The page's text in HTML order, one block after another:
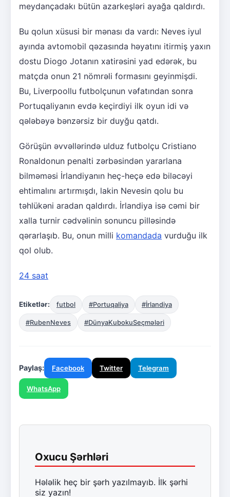
meydançadakı bütün azarkeşləri ayağa qaldırdı.
Bu qolun xüsusi bir mənası da vardı: Neves iyul
ayında avtomobil qəzasında həyatını itirmiş yaxın
dostu Diogo Jotanın xatirəsini yad edərək, bu
matçda onun 21 nömrəli formasını geyinmişdi.
Bu, Liverpoollu futbolçunun vəfatından sonra
Portuqaliyanın evdə keçirdiyi ilk oyun idi və
qələbəyə bənzərsiz bir duyğu qatdı.
Görüşün əvvəllərində ulduz futbolçu Cristiano
Ronaldonun penalti zərbəsindən yararlana
bilməməsi İrlandiyanın heç-heçə edə biləcəyi
ehtimalını artırmışdı, lakin Nevesin qolu bu
təhlükəni aradan qaldırdı. İrlandiya isə cəmi bir
xalla turnir cədvəlinin sonuncu pilləsində
qərarlaşıb. Bu, onun milli komandada vurduğu ilk
qol olub.
24 saat
Etiketlər: futbol #Portuqaliya #İrlandiya
#RubenNeves #DünyaKubokuSeçmələri
Paylaş: Facebook Twitter Telegram
WhatsApp
Oxucu Şərhləri
Hələlik heç bir şərh yazılmayıb. İlk şərhi
siz yazın!